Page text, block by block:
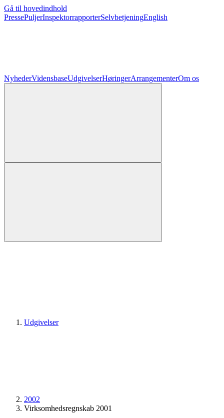
Gå til hovedindhold
PressePuljerInspektorrapporterSelvbetjeningEnglish
NyhederVidensbaseUdgivelserHøringerArrangementerOm os
Udgivelser
2002
Virksomheds­regnskab 2001